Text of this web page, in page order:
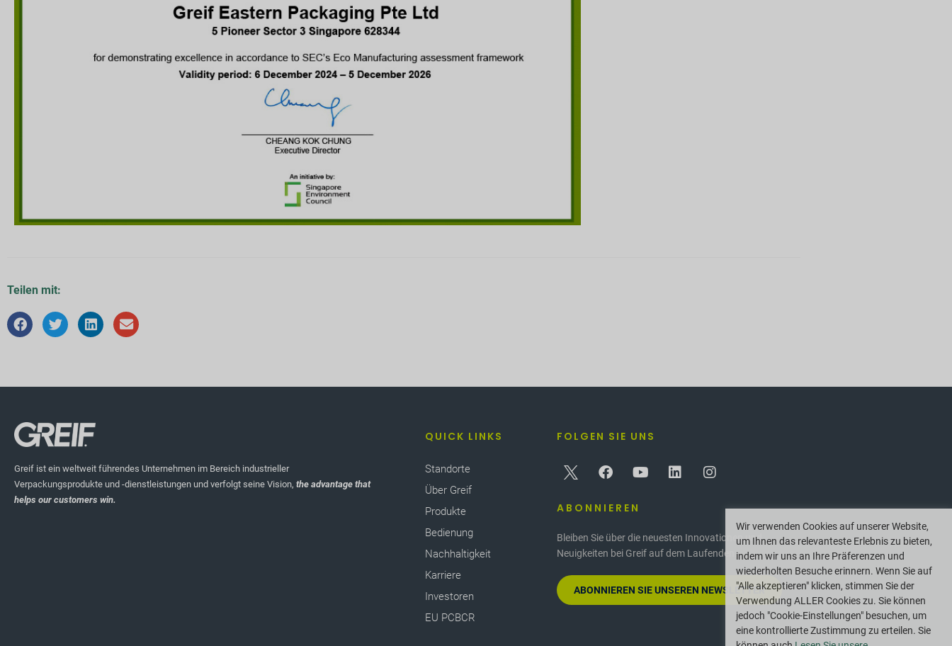
Teilen mit:
Greif ist ein weltweit führendes Unternehmen im Bereich industrieller
Verpackungsprodukte und -dienstleistungen und verfolgt seine Vision, the advantage that
helps our customers win.
QUICK LINKS
Standorte
Über Greif
Produkte
Bedienung
Nachhaltigkeit
Karriere
Investoren
EU PCBCR
FOLGEN SIE UNS
ABONNIEREN
Bleiben Sie über die neuesten Innovationen und
Neuigkeiten bei Greif auf dem Laufenden.
ABONNIEREN SIE UNSEREN NEWSLETTER
Wir verwenden Cookies auf unserer Website,
um Ihnen das relevanteste Erlebnis zu bieten,
indem wir uns an Ihre Präferenzen und
wiederholten Besuche erinnern. Wenn Sie auf
"Alle akzeptieren" klicken, stimmen Sie der
Verwendung ALLER Cookies zu. Sie können
jedoch "Cookie-Einstellungen" besuchen, um
eine kontrollierte Zustimmung zu erteilen. Sie